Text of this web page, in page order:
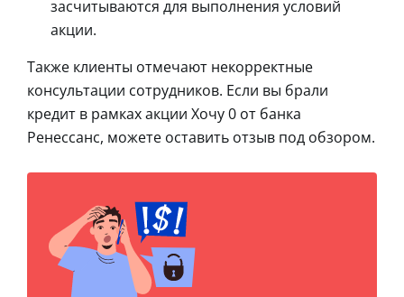
засчитываются для выполнения условий
акции.
Также клиенты отмечают некорректные
консультации сотрудников. Если вы брали
кредит в рамках акции Хочу 0 от банка
Ренессанс, можете оставить отзыв под обзором.